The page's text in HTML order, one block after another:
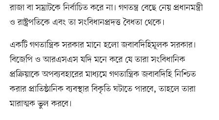
রাজা বা সম্রাটকে নির্বাচিত করে না। গণতন্ত্র বেছে নেয় প্রধানমন্ত্রী
ও রাষ্ট্রপতিকে এবং তা সংবিধানপ্রদত্ত বৈধতা থেকে।
একটি গণতান্ত্রিক সরকার মানে হলো জবাবদিহিমূলক সরকার।
বিজেপি ও আরএসএস যদি মনে করে যে তারা সংবিধানিক
প্রক্রিয়াকে অপব্যবহারের মাধ্যমে গণতান্ত্রিক জবাবদিহি নিশ্চিত
করার প্রাতিষ্ঠানিক ব্যবস্থার বিকৃতি ঘটাতে পারবে, তাহলে তারা
মারাত্মক ভুল করবে।